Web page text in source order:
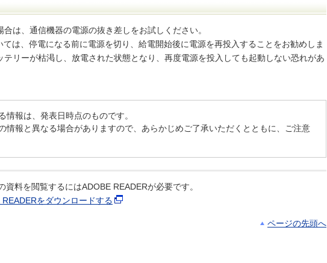
は、通信機器の電源の抜き差しをお試しください。
ては、停電になる前に電源を切り、給電開始後に電源を再投入することをお勧めしま
テリーが枯渇し、放電された状態となり、再度電源を投入しても起動しない恐れがあ
情報は、発表日時点のものです。
情報と異なる場合がありますので、あらかじめご了承いただくとともに、ご注意
資料を閲覧するにはADOBE READERが必要です。
READERをダウンロードする
ページの先頭へ